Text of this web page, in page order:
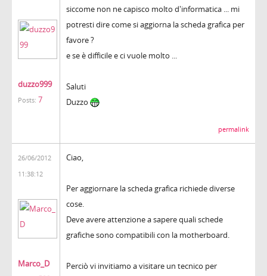
duzzo999
Posts: 7
siccome non ne capisco molto d'informatica ... mi
potresti dire come si aggiorna la scheda grafica per
favore ?
e se è difficile e ci vuole molto ...
Saluti
Duzzo
permalink
26/06/2012
11:38:12
Marco_D
Ciao,
Per aggiornare la scheda grafica richiede diverse
cose.
Deve avere attenzione a sapere quali schede
grafiche sono compatibili con la motherboard.
Perciò vi invitiamo a visitare un tecnico per